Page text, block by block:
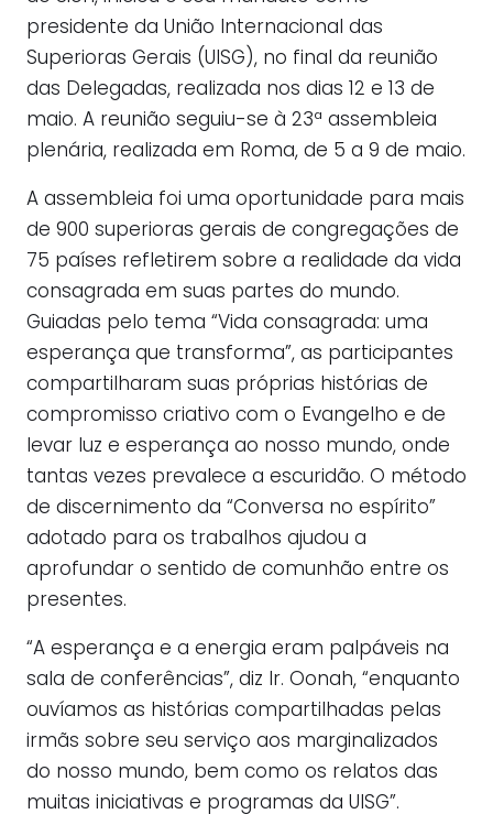
presidente da União Internacional das
Superioras Gerais (UISG), no final da reunião
das Delegadas, realizada nos dias 12 e 13 de
maio. A reunião seguiu-se à 23ª assembleia
plenária, realizada em Roma, de 5 a 9 de maio.
A assembleia foi uma oportunidade para mais
de 900 superioras gerais de congregações de
75 países refletirem sobre a realidade da vida
consagrada em suas partes do mundo.
Guiadas pelo tema “Vida consagrada: uma
esperança que transforma”, as participantes
compartilharam suas próprias histórias de
compromisso criativo com o Evangelho e de
levar luz e esperança ao nosso mundo, onde
tantas vezes prevalece a escuridão. O método
de discernimento da “Conversa no espírito”
adotado para os trabalhos ajudou a
aprofundar o sentido de comunhão entre os
presentes.
“A esperança e a energia eram palpáveis na
sala de conferências”, diz Ir. Oonah, “enquanto
ouvíamos as histórias compartilhadas pelas
irmãs sobre seu serviço aos marginalizados
do nosso mundo, bem como os relatos das
muitas iniciativas e programas da UISG”.